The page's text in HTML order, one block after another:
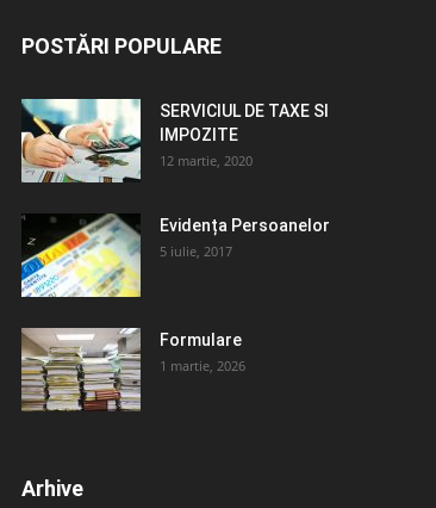
POSTĂRI POPULARE
SERVICIUL DE TAXE SI
IMPOZITE
12 martie, 2020
Evidența Persoanelor
5 iulie, 2017
Formulare
1 martie, 2026
Arhive